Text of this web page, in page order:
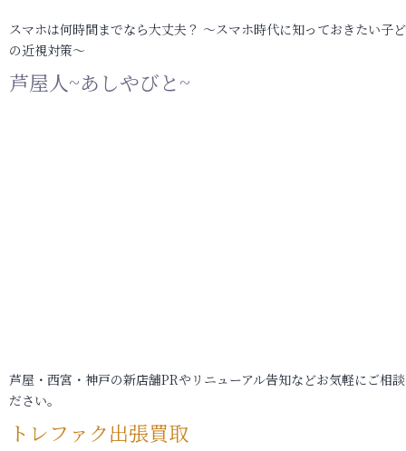
スマホは何時間までなら大丈夫？ ～スマホ時代に知っておきたい子
の近視対策～
芦屋人~あしやびと~
芦屋・西宮・神戸の新店舗PRやリニューアル告知などお気軽にご相
ださい。
トレファク出張買取